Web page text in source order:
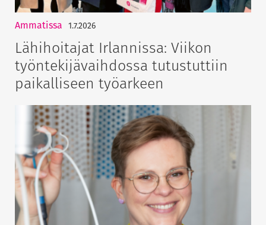
Ammatissa 1.7.2026
Lähihoitajat Irlannissa: Viikon
työntekijävaihdossa tutustuttiin
paikalliseen työarkeen